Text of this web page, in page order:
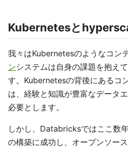
Kubernetesと
我々はKubernetesのようなコン
ンシステムは自身の課題を抱え
す。Kubernetesの背後にあるコ
は、経験と知識が豊富なデータ
必要とします。
しかし、Databricksではここ数
の構築に成功し、オープンソー